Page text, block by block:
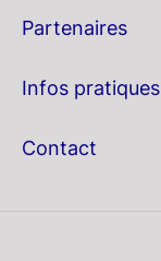
Partenaires
Infos pratiques
Contact